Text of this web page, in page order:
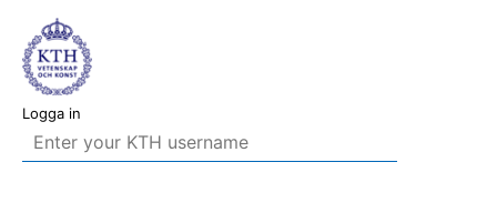
Logga in